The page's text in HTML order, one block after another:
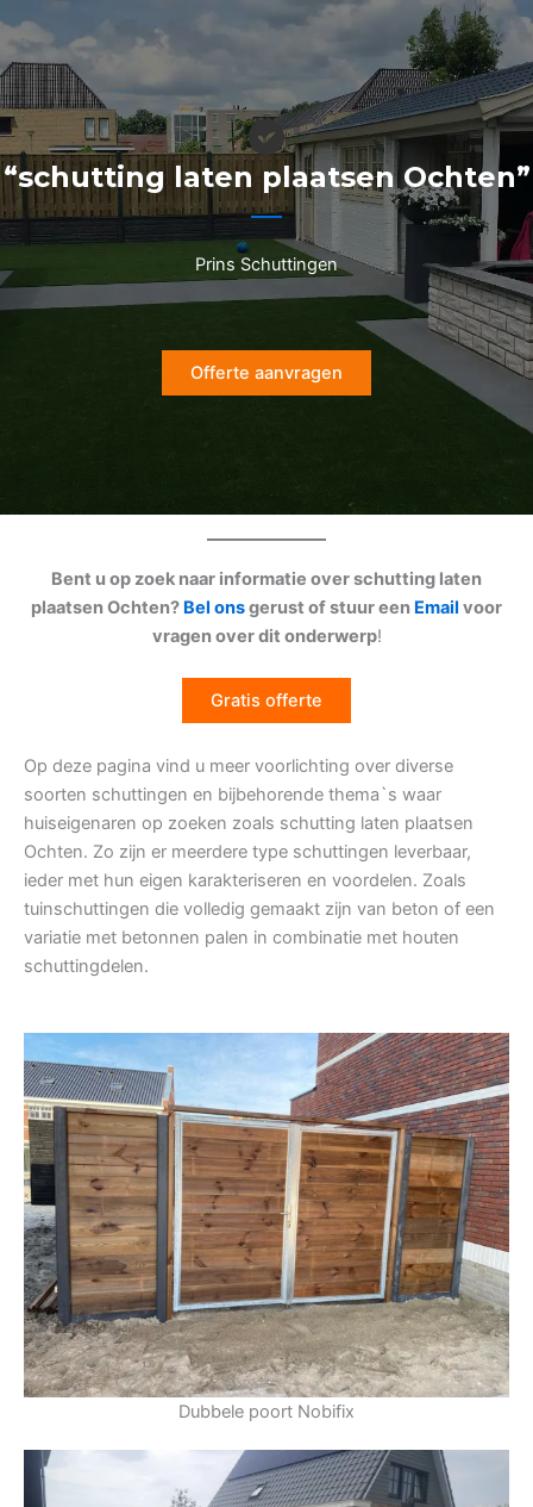
naar
de
inhoud
“schutting laten plaatsen Ochten”
Prins Schuttingen
Offerte aanvragen
Bent u op zoek naar informatie over schutting laten
plaatsen Ochten? Bel onsgerust of stuur een Email voor
vragen over dit onderwerp!
Gratis offerte
Op deze pagina vind u meer voorlichting over diverse
soorten schuttingen en bijbehorende thema`s waar
huiseigenaren op zoeken zoals schutting laten plaatsen
Ochten. Zo zijn er meerdere type schuttingen leverbaar,
ieder met hun eigen karakteriseren en voordelen. Zoals
tuinschuttingen die volledig gemaakt zijn van beton of een
variatie met betonnen palen in combinatie met houten
schuttingdelen.
Dubbele poort Nobifix